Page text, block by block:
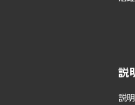
説
説